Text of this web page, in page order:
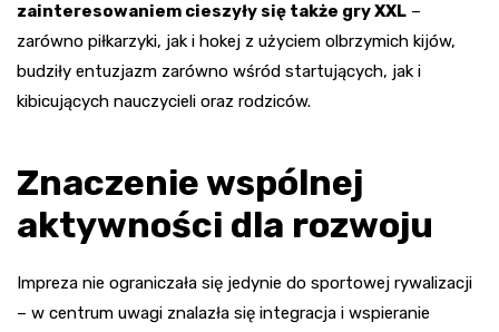
zainteresowaniem cieszyły się także gry XXL –
zarówno piłkarzyki, jak i hokej z użyciem olbrzymich kijów,
budziły entuzjazm zarówno wśród startujących, jak i
kibicujących nauczycieli oraz rodziców.
Znaczenie wspólnej
aktywności dla rozwoju
Impreza nie ograniczała się jedynie do sportowej rywalizacji
– w centrum uwagi znalazła się integracja i wspieranie